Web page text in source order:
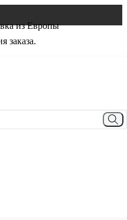
из Европы
заказа.